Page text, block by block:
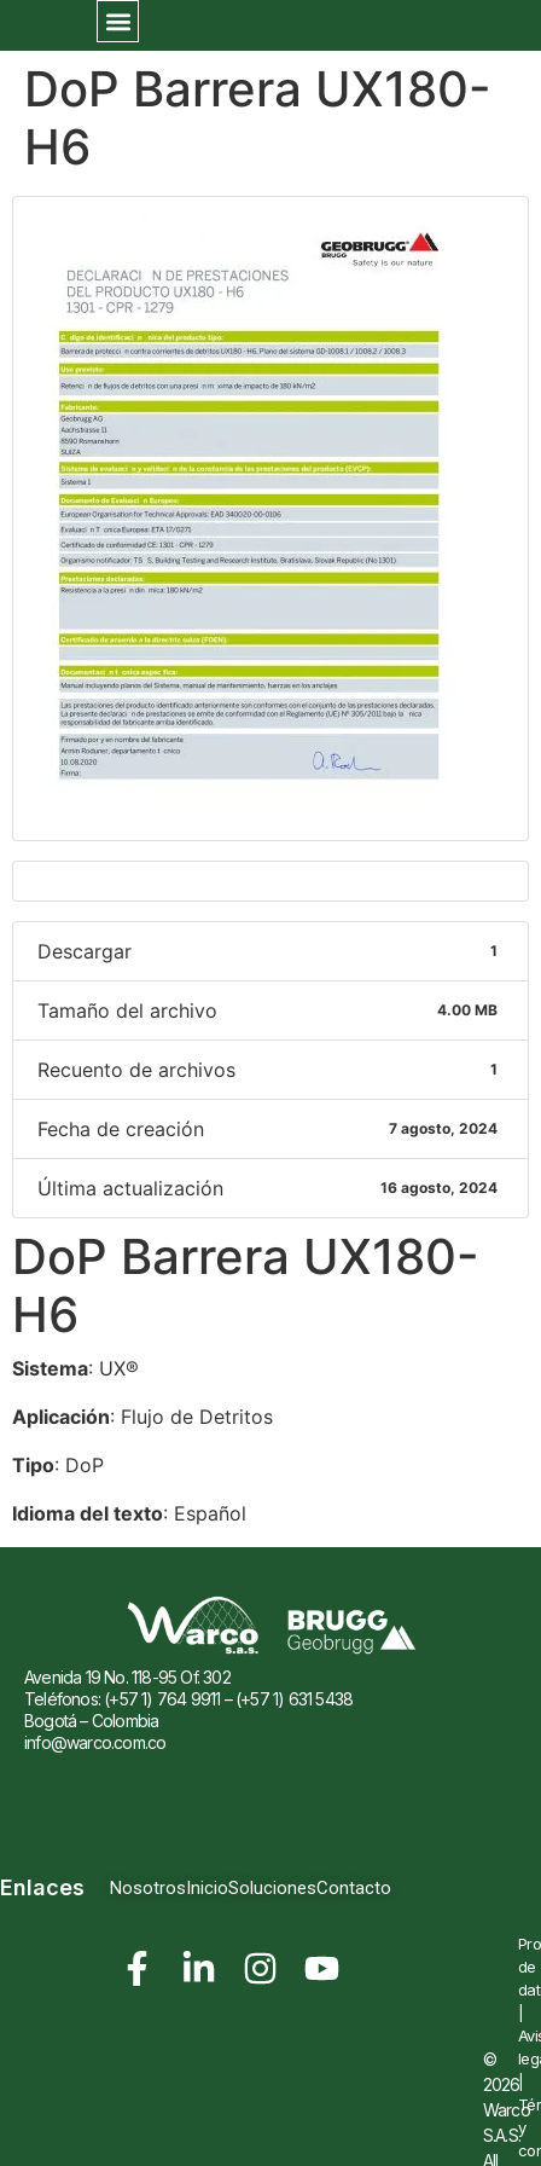
DoP Barrera UX180-
H6
Descargar 1
Tamaño del archivo 4.00 MB
Recuento de archivos 1
Fecha de creación 7 agosto, 2024
Última actualización 16 agosto, 2024
DoP Barrera UX180-
H6
Sistema: UX®
Aplicación: Flujo de Detritos
Tipo: DoP
Idioma del texto: Español
Avenida 19 No. 118-95 Of. 302
Teléfonos: (+57 1) 764 9911 – (+57 1) 631 5438
Bogotá – Colombia
info@warco.com.co
Enlaces NosotrosInicioSolucionesContacto
©
2026
Warco
S.A.S.
All
de
|
y